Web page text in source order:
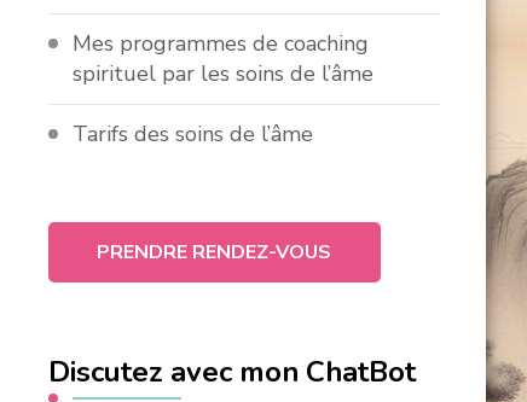
Mes programmes de coaching
spirituel par les soins de l’âme
Tarifs des soins de l’âme
PRENDRE RENDEZ-VOUS
Discutez avec mon ChatBot